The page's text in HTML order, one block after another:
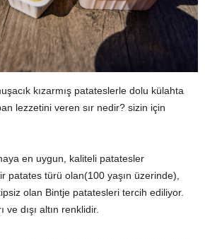
kızarmış patateslerle dolu külahta
lezzetini veren sır nedir? sizin için
en uygun, kaliteli patatesler
patates türü olan(100 yaşın üzerinde),
olan Bintje patatesleri tercih ediliyor.
ve dışı altın renklidir.